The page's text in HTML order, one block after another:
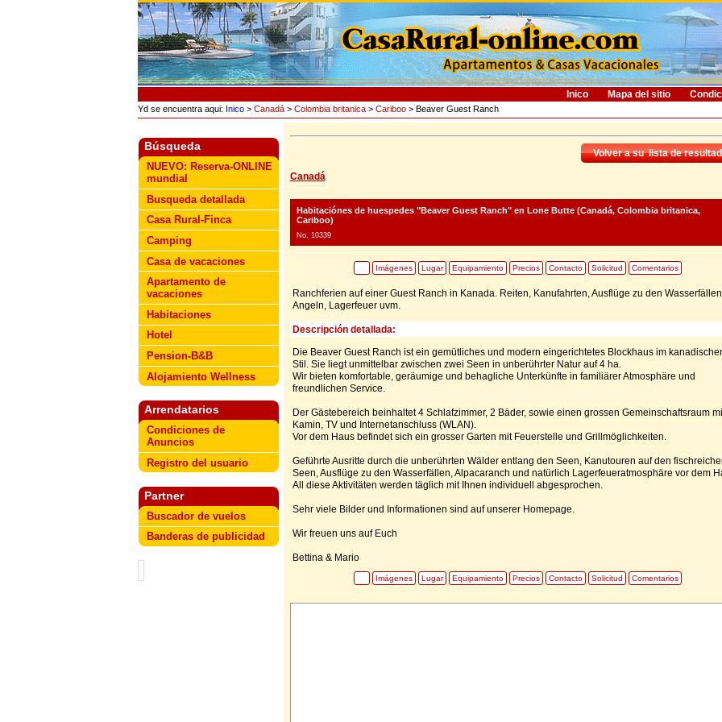
Inico Mapa del sitio
Yd se encuentra aqui: Inico> Canadá> Colombia britanica> Cariboo> Beaver Guest Ranch
Búsqueda
NUEVO: Reserva-ONLINE
mundial
Busqueda detallada
Casa Rural-Finca
Camping
Casa de vacaciones
Apartamento de
vacaciones
Habitaciones
Hotel
Pension-B&B
Alojamiento Wellness
Arrendatarios
Condiciones de
Anuncios
Registro del usuario
Partner
Buscador de vuelos
Banderas de publicidad
Volver a su lista de
Canadá
Habitaciónes de huespedes "Beaver Guest Ranch"en Lone Butte (Canadá, Colombia britanica,
Cariboo)
No. 10339
Imágenes Lugar Equipamiento Precios Contacto Solicitud Comentarios
Ranchferien auf einer Guest Ranch in Kanada. Reiten, Kanufahrten, Ausflüge zu den
Angeln, Lagerfeuer uvm.
Descripción detallada:
Die Beaver Guest Ranch ist ein gemütliches und modern eingerichtetes Blockhaus im
Stil. Sie liegt unmittelbar zwischen zwei Seen in unberührter Natur auf 4 ha.
Wir bieten komfortable, geräumige und behagliche Unterkünfte in familiärer Atmosphäre und
freundlichen Service.
Der Gästebereich beinhaltet 4 Schlafzimmer, 2 Bäder, sowie einen grossen Gemeinschaftsraum
Kamin, TV und Internetanschluss (WLAN).
Vor dem Haus befindet sich ein grosser Garten mit Feuerstelle und Grillmöglichkeiten.
Geführte Ausritte durch die unberührten Wälder entlang den Seen, Kanutouren auf den
Seen, Ausflüge zu den Wasserfällen, Alpacaranch und natürlich Lagerfeueratmosphäre vor dem
All diese Aktivitäten werden täglich mit Ihnen individuell abgesprochen.
Sehr viele Bilder und Informationen sind auf unserer Homepage.
Wir freuen uns auf Euch
Bettina & Mario
Imágenes Lugar Equipamiento Precios Contacto Solicitud Comentarios